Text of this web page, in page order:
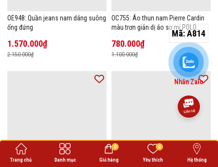
Mã:A814
OE948: Quần jeans nam dáng suông
ống đứng
1.570.000₫
2.150.000₫
OC755: Áo thun nam Pierre Cardin
màu trơn giản dị áo sơ mi POLO
780.000₫
1.100.000₫
Trang chủ Danh mục Giỏ hàng
0
Yêu thích
0
Hệ thống
Nhắn Zalo